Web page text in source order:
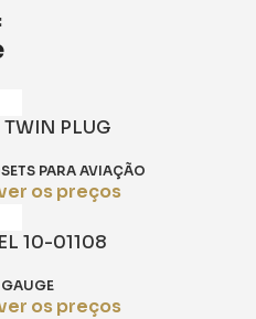
PLUG
PARA AVIAÇÃO
os preços
10-01108
GAUGE
os preços